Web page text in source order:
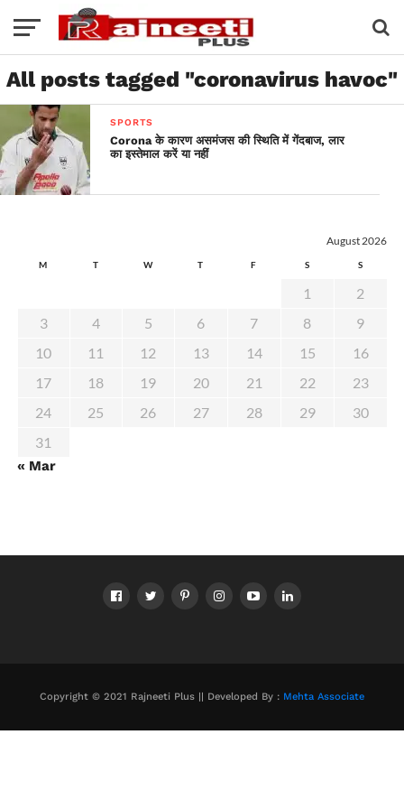
All posts tagged "coronavirus havoc"
SPORTS
Corona के कारण असमंजस की स्थिति में गेंदबाज, लार
का इस्तेमाल करें या नहीं
August 2026
M T W T F S S
1
2
3
4 5 6 7 8
9
10
11 12 13 14 15
16
17
18 19 20 21 22
23
24
25 26 27 28 29
30
31
« Mar
Copyright © 2021 Rajneeti Plus || Developed By : Mehta Associate